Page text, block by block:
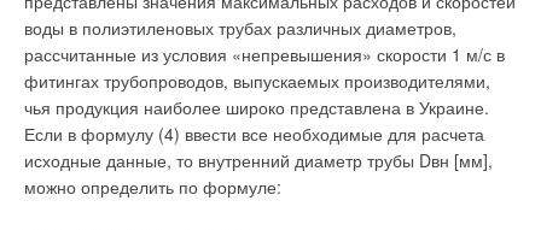
воды в полиэтиленовых трубах различных диаметров,
рассчитанные из условия «непревышения» скорости 1 м/с в
фитингах трубопроводов, выпускаемых производителями,
чья продукция наиболее широко представлена в Украине.
Если в формулу (4) ввести все необходимые для расчета
исходные данные, то внутренний диаметр трубы Dвн [мм],
можно определить по формуле:
долговечны, защищены от несанкционированного доступа и
обеспечивают точный учет потребленного тепла даже на
небольших расходах. К тому же, их можно очень легко и
достаточно недорого объединить в сеть, — говорит
Александр Иваненко. — Это удобно не только нам, но и
жильцам. Например, чтобы получить счет за коммунальные
услуги, достаточно будет спуститься к консьержу и попросить
его распечатать квитанцию. Причем оплатить ее можно
Читайте по теме:
→ 10 крупнейших моделей ВЭУ 2017 года
→
Автоматизация офисных помещений с учётом
изменяющегося назначения площадей
ЖУРНАЛ СОК НОЯБРЬ 2017
Промышленные котлы в инновационном тепличном
хозяйстве
ЖУРНАЛ СОК ИЮЛЬ 2017